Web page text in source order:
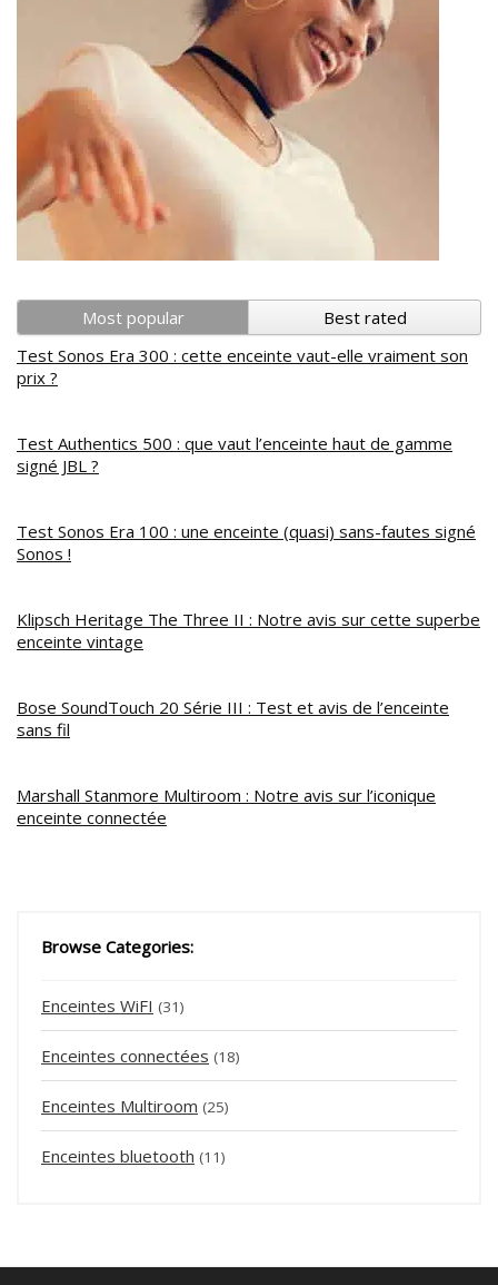
Most popular
Best rated
Test Sonos Era 300 : cette enceinte vaut-elle vraiment son
prix ?
Test Authentics 500 : que vaut l’enceinte haut de gamme
signé JBL ?
Test Sonos Era 100 : une enceinte (quasi) sans-fautes signé
Sonos !
Klipsch Heritage The Three II : Notre avis sur cette superbe
enceinte vintage
Bose SoundTouch 20 Série III : Test et avis de l’enceinte
sans fil
Marshall Stanmore Multiroom : Notre avis sur l’iconique
enceinte connectée
Browse Categories:
Enceintes WiFI (31)
Enceintes connectées (18)
Enceintes Multiroom (25)
Enceintes bluetooth (11)